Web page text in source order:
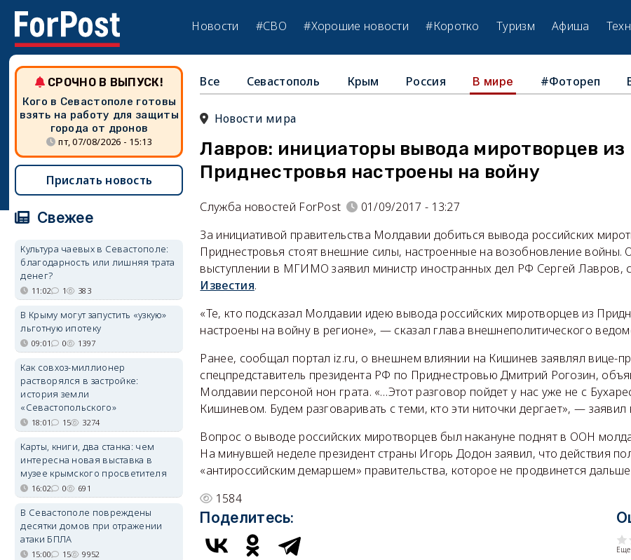
Новости #СВО #Хорошие новости #Коротко Туризм Афиша
Все Севастополь Крым Россия В мире #Фотореп
Новости мира
Лавров: инициаторы вывода миротворцев из
Приднестровья настроены на войну
Служба новостей ForPost
01/09/2017 - 13:27
За инициативой правительства Молдавии добиться вывода российских
Приднестровья стоят внешние силы, настроенные на возобновление войны.
выступлении в МГИМО заявил министр иностранных дел РФ Сергей Лавров,
Известия.
«Те, кто подсказал Молдавии идею вывода российских миротворцев из
настроены на войну в регионе», — сказал глава внешнеполитического
Ранее, сообщал портал iz.ru, о внешнем влиянии на Кишинев заявлял вице-
спецпредставитель президента РФ по Приднестровью Дмитрий Рогозин,
Молдавии персоной нон грата. «…Этот разговор пойдет у нас уже не с
Кишиневом. Будем разговаривать с теми, кто эти ниточки дергает», — заявил
Вопрос о выводе российских миротворцев был накануне поднят в ООН
На минувшей неделе президент страны Игорь Додон заявил, что действия
«антироссийским демаршем» правительства, которое не продвинется
1584
Поделитесь:
СРОЧНО В ВЫПУСК!
Кого в Севастополе готовы
взять на работу для защиты
города от дронов
пт, 07/08/2026 - 15:13
Прислать новость
Свежее
Культура чаевых в Севастополе:
благодарность или лишняя трата
денег?
11:02 1 383
В Крыму могут запустить «узкую»
льготную ипотеку
09:01 0 1397
Как совхоз-миллионер
растворялся в застройке:
история земли
«Севастопольского»
18:01 15 3274
Карты, книги, два станка: чем
интересна новая выставка в
музее крымского просветителя
16:02 0 691
В Севастополе повреждены
десятки домов при отражении
атаки БПЛА
15:00 15 9952